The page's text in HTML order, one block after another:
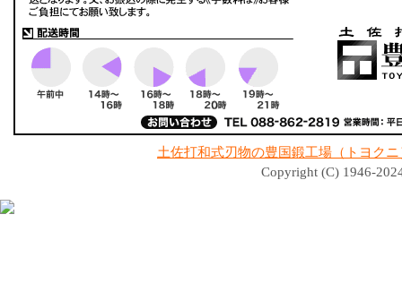
土佐打和式刃物の豊国鍛工場（トヨクニ
Copyright (C) 1946-